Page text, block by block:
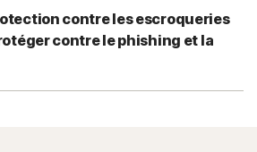
contre les escroqueries
contre le phishing et la